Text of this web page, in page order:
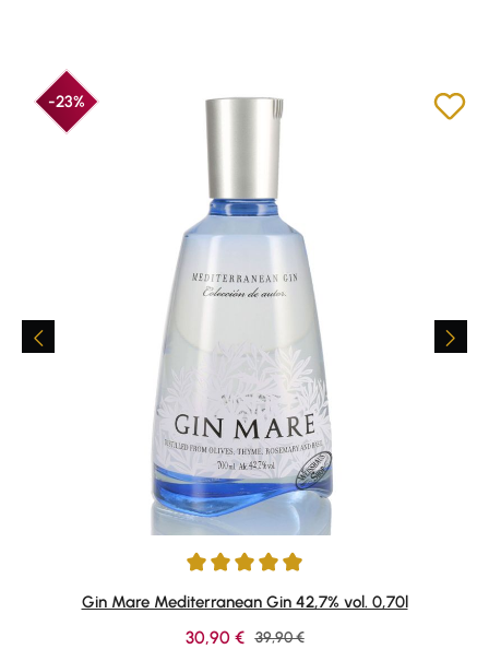
-23%
Average rating of 4.91 out of 5 stars
Gin Mare Mediterranean Gin 42,7% vol. 0,70l
Sale price:
30,90 € Regular price:
39,90 €